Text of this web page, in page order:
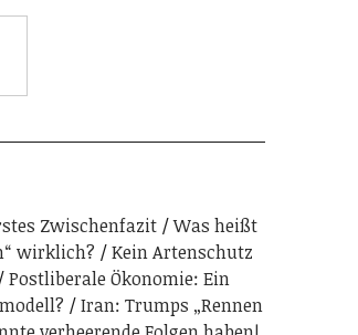
Zwischenfazit
Was heißt
wirklich?
Kein Artenschutz
Postliberale Ökonomie: Ein
Iran: Trumps „Rennen